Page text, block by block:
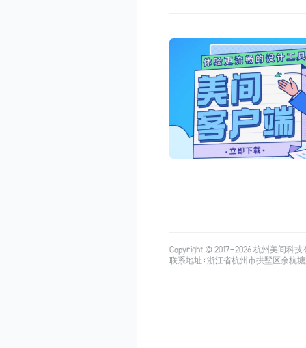
Copyright © 2017-2026杭州美间科技
联系地址：浙江省杭州市拱墅区余杭